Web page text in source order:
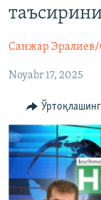
ўтинг
На русском
ИЖТИМОИЙ
Озодлик
Санжар Эралиев/
Noyabr 17, 2025
Ўртоқлашинг